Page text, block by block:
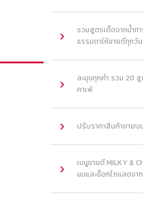
รวมสูตรเด็ดจากน้ำท
ธรรมดาให้ขายดีทุกวัน
ละมุนทุกคำ รวม 20
คาเฟ่
ปรับราคาสินค้าขายบ
เมนูขายดี MILKY &
นมและช็อกโกแลตจา